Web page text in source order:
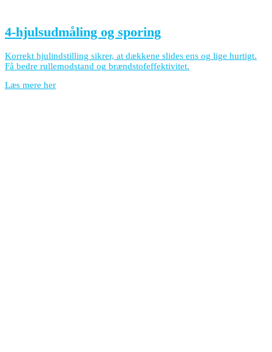
4-hjulsudmåling og sporing
Korrekt hjulindstilling sikrer, at dækkene slides ens og lige hurtigt.
Få bedre rullemodstand og brændstofeffektivitet.
Læs mere her